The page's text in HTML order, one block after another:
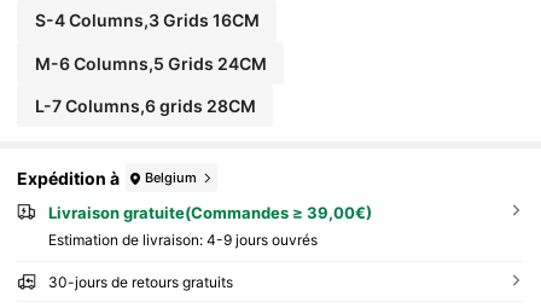
S-4 Columns,3 Grids 16CM
M-6 Columns,5 Grids 24CM
L-7 Columns,6 grids 28CM
Expédition à Belgium
Livraison gratuite(Commandes ≥ 39,00€)
Estimation de livraison: 4-9 jours ouvrés
30-jours de retours gratuits